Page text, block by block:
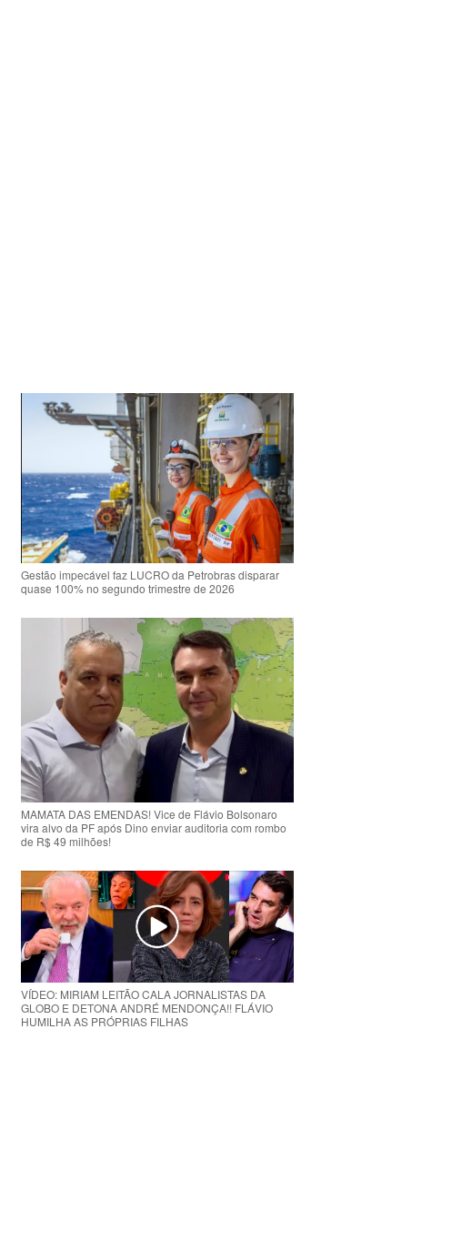
Gestão impecável faz LUCRO da Petrobras disparar
quase 100% no segundo trimestre de 2026
MAMATA DAS EMENDAS! Vice de Flávio Bolsonaro
vira alvo da PF após Dino enviar auditoria com rombo
de R$ 49 milhões!
VÍDEO: MIRIAM LEITÃO CALA JORNALISTAS DA
GLOBO E DETONA ANDRÉ MENDONÇA!! FLÁVIO
HUMILHA AS PRÓPRIAS FILHAS